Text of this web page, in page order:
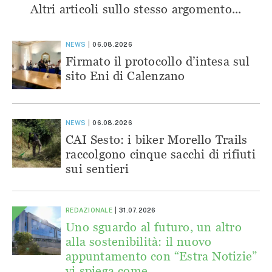
Altri articoli sullo stesso argomento...
NEWS 06.08.2026
Firmato il protocollo d’intesa sul
sito Eni di Calenzano
NEWS 06.08.2026
CAI Sesto: i biker Morello Trails
raccolgono cinque sacchi di rifiuti
sui sentieri
REDAZIONALE 31.07.2026
Uno sguardo al futuro, un altro
alla sostenibilità: il nuovo
appuntamento con “Estra Notizie”